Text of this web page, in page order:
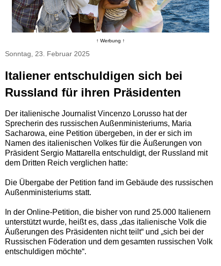
↑ Werbung ↑
Sonntag, 23. Februar 2025
Italiener entschuldigen sich bei
Russland für ihren Präsidenten
Der italienische Journalist Vincenzo Lorusso hat der
Sprecherin des russischen Außenministeriums, Maria
Sacharowa, eine Petition übergeben, in der er sich im
Namen des italienischen Volkes für die Äußerungen von
Präsident Sergio Mattarella entschuldigt, der Russland mit
dem Dritten Reich verglichen hatte:
Die Übergabe der Petition fand im Gebäude des russischen
Außenministeriums statt.
In der Online-Petition, die bisher von rund 25.000 Italienern
unterstützt wurde, heißt es, dass „das italienische Volk die
Äußerungen des Präsidenten nicht teilt“ und „sich bei der
Russischen Föderation und dem gesamten russischen Volk
entschuldigen möchte“.